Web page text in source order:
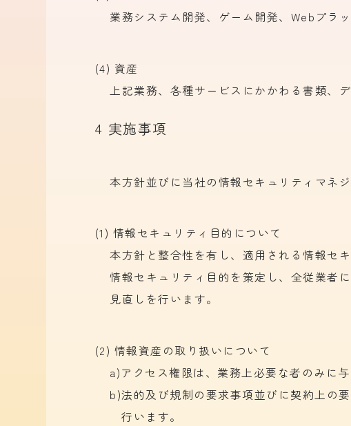
業務システム開発、
ゲーム開発、 Webプラ
(4) 資産
上記業務、 各種サービスにかかわる書類、
4 実施事項
本方針並びに 当社の情報セキュリティマネ
(1) 情報セキュリティ目的について
本方針と 整合性を有し、 適用される情報セ
情報セキュリティ目的を 策定し、 全従業者に
見直しを行います。
(2) 情報資産の取り扱いについて
a)アクセス権限は、 業務上必要な者のみに
b)法的及び規制の要求事項並びに契約上の
行います。